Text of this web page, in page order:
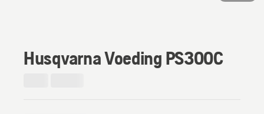
Husqvarna Voeding PS300C